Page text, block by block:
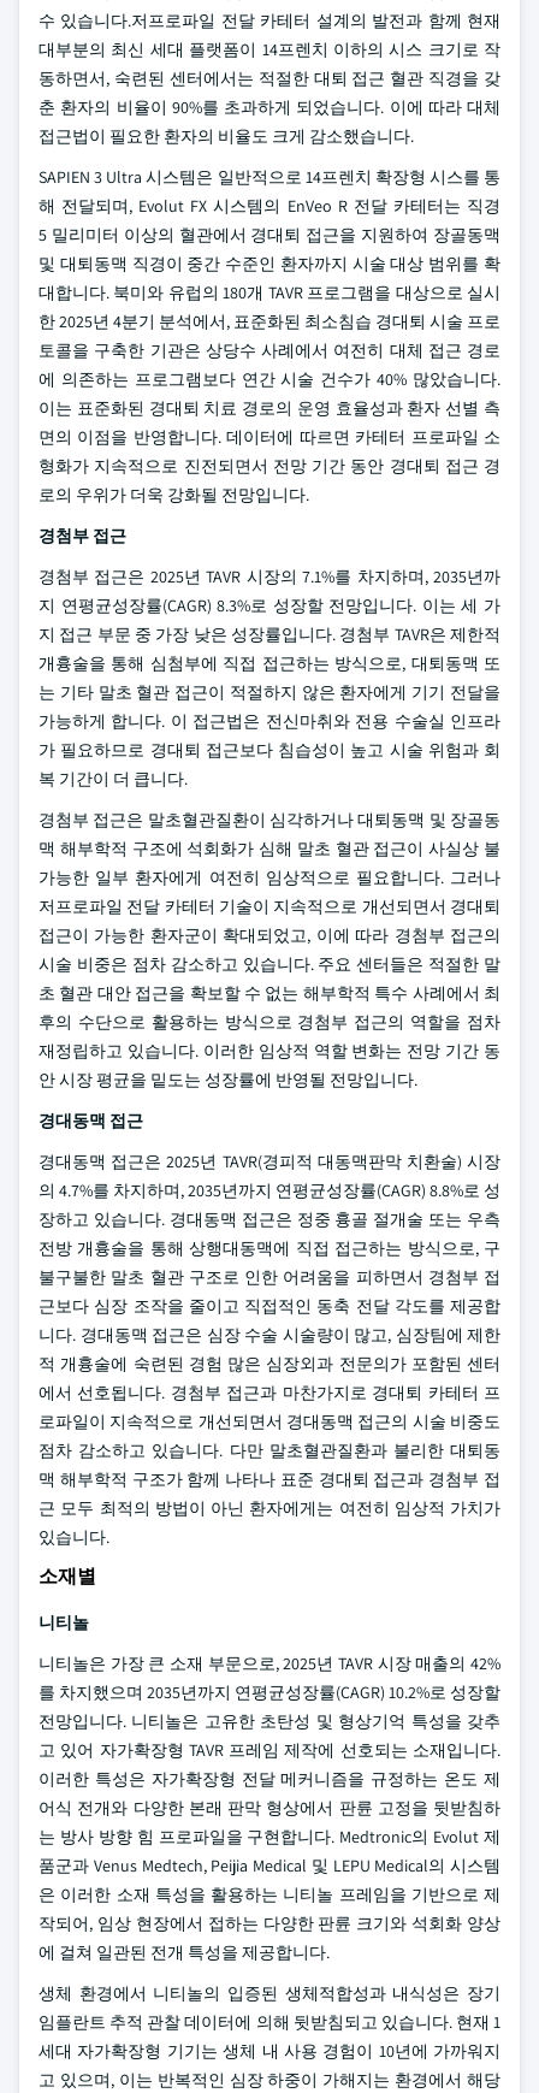
수 있습니다.저프로파일 전달 카테터 설계의 발전과 함께 현재
대부분의 최신 세대 플랫폼이 14프렌치 이하의 시스 크기로 작
동하면서, 숙련된 센터에서는 적절한 대퇴 접근 혈관 직경을 갖
춘 환자의 비율이 90%를 초과하게 되었습니다. 이에 따라 대체
접근법이 필요한 환자의 비율도 크게 감소했습니다.
SAPIEN 3 Ultra 시스템은 일반적으로 14프렌치 확장형 시스를 통
해 전달되며, Evolut FX 시스템의 EnVeo R 전달 카테터는 직경
5 밀리미터 이상의 혈관에서 경대퇴 접근을 지원하여 장골동맥
및 대퇴동맥 직경이 중간 수준인 환자까지 시술 대상 범위를 확
대합니다. 북미와 유럽의 180개 TAVR 프로그램을 대상으로 실시
한 2025년 4분기 분석에서, 표준화된 최소침습 경대퇴 시술 프로
토콜을 구축한 기관은 상당수 사례에서 여전히 대체 접근 경로
에 의존하는 프로그램보다 연간 시술 건수가 40% 많았습니다.
이는 표준화된 경대퇴 치료 경로의 운영 효율성과 환자 선별 측
면의 이점을 반영합니다. 데이터에 따르면 카테터 프로파일 소
형화가 지속적으로 진전되면서 전망 기간 동안 경대퇴 접근 경
로의 우위가 더욱 강화될 전망입니다.
경첨부 접근
경첨부 접근은 2025년 TAVR 시장의 7.1%를 차지하며, 2035년까
지 연평균성장률(CAGR) 8.3%로 성장할 전망입니다. 이는 세 가
지 접근 부문 중 가장 낮은 성장률입니다. 경첨부 TAVR은 제한적
개흉술을 통해 심첨부에 직접 접근하는 방식으로, 대퇴동맥 또
는 기타 말초 혈관 접근이 적절하지 않은 환자에게 기기 전달을
가능하게 합니다. 이 접근법은 전신마취와 전용 수술실 인프라
가 필요하므로 경대퇴 접근보다 침습성이 높고 시술 위험과 회
복 기간이 더 큽니다.
경첨부 접근은 말초혈관질환이 심각하거나 대퇴동맥 및 장골동
맥 해부학적 구조에 석회화가 심해 말초 혈관 접근이 사실상 불
가능한 일부 환자에게 여전히 임상적으로 필요합니다. 그러나
저프로파일 전달 카테터 기술이 지속적으로 개선되면서 경대퇴
접근이 가능한 환자군이 확대되었고, 이에 따라 경첨부 접근의
시술 비중은 점차 감소하고 있습니다. 주요 센터들은 적절한 말
초 혈관 대안 접근을 확보할 수 없는 해부학적 특수 사례에서 최
후의 수단으로 활용하는 방식으로 경첨부 접근의 역할을 점차
재정립하고 있습니다. 이러한 임상적 역할 변화는 전망 기간 동
안 시장 평균을 밑도는 성장률에 반영될 전망입니다.
경대동맥 접근
경대동맥 접근은 2025년 TAVR(경피적 대동맥판막 치환술) 시장
의 4.7%를 차지하며, 2035년까지 연평균성장률(CAGR) 8.8%로 성
장하고 있습니다. 경대동맥 접근은 정중 흉골 절개술 또는 우측
전방 개흉술을 통해 상행대동맥에 직접 접근하는 방식으로, 구
불구불한 말초 혈관 구조로 인한 어려움을 피하면서 경첨부 접
근보다 심장 조작을 줄이고 직접적인 동축 전달 각도를 제공합
니다. 경대동맥 접근은 심장 수술 시술량이 많고, 심장팀에 제한
적 개흉술에 숙련된 경험 많은 심장외과 전문의가 포함된 센터
에서 선호됩니다. 경첨부 접근과 마찬가지로 경대퇴 카테터 프
로파일이 지속적으로 개선되면서 경대동맥 접근의 시술 비중도
점차 감소하고 있습니다. 다만 말초혈관질환과 불리한 대퇴동
맥 해부학적 구조가 함께 나타나 표준 경대퇴 접근과 경첨부 접
근 모두 최적의 방법이 아닌 환자에게는 여전히 임상적 가치가
있습니다.
소재별
니티놀
니티놀은 가장 큰 소재 부문으로, 2025년 TAVR 시장 매출의 42%
를 차지했으며 2035년까지 연평균성장률(CAGR) 10.2%로 성장할
전망입니다. 니티놀은 고유한 초탄성 및 형상기억 특성을 갖추
고 있어 자가확장형 TAVR 프레임 제작에 선호되는 소재입니다.
이러한 특성은 자가확장형 전달 메커니즘을 규정하는 온도 제
어식 전개와 다양한 본래 판막 형상에서 판륜 고정을 뒷받침하
는 방사 방향 힘 프로파일을 구현합니다. Medtronic의 Evolut 제
품군과 Venus Medtech, Peijia Medical 및 LEPU Medical의 시스템
은 이러한 소재 특성을 활용하는 니티놀 프레임을 기반으로 제
작되어, 임상 현장에서 접하는 다양한 판륜 크기와 석회화 양상
에 걸쳐 일관된 전개 특성을 제공합니다.
생체 환경에서 니티놀의 입증된 생체적합성과 내식성은 장기
임플란트 추적 관찰 데이터에 의해 뒷받침되고 있습니다. 현재 1
세대 자가확장형 기기는 생체 내 사용 경험이 10년에 가까워지
고 있으며, 이는 반복적인 심장 하중이 가해지는 환경에서 해당